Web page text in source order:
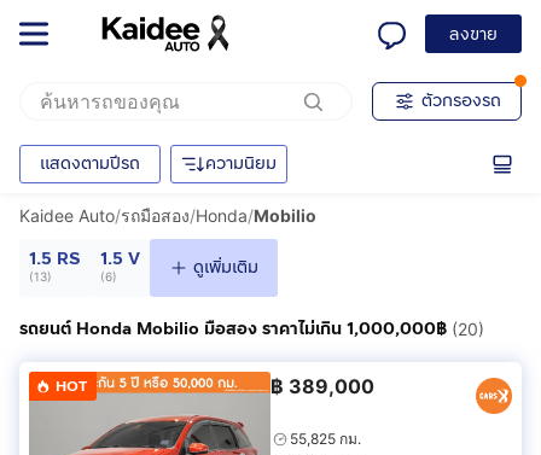
ลงขาย
ตัวกรองรถ
แสดงตามปีรถ ความนิยม
Kaidee Auto/รถมือสอง/Honda/Mobilio
1.5 RS
(13)
1.5 V
(6) ดูเพิ่มเติม
รถยนต์ Honda Mobilio มือสอง ราคาไม่เกิน 1,000,000฿ (20)
HOT ฿ 389,000
55,825 กม.